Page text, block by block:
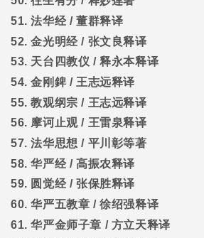
51.法华经/董群释译
52.金光明经/ 张文良释译
53. 天台四教仪 /释永本释译
54.金刚錍 / 王志远释译
55.教观纲宗 / 王志远释译
56. 摩诃止观/ 王雷泉释译
57.法华思想 / 平川彰等著
58.华严经/高振农释译
59. 圆觉经/张保胜释译
60.华严五教章 /徐绍强释译
61.华严金师子章 / 方立天释译